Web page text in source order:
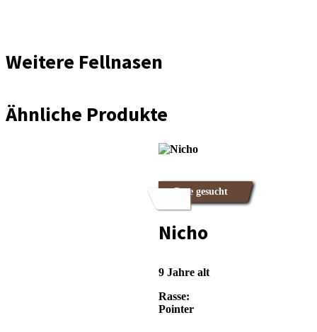
Weitere Fellnasen
Ähnliche Produkte
Pate gesucht
Nicho
9 Jahre alt
Rasse:
Pointer